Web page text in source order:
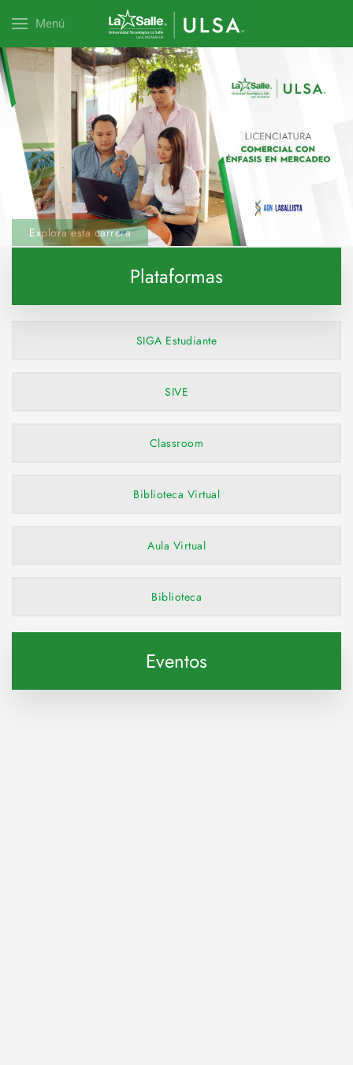
Menú
Explora esta carrera
Plataformas
SIGA Estudiante
SIVE
Classroom
Biblioteca Virtual
Aula Virtual
Biblioteca
Eventos